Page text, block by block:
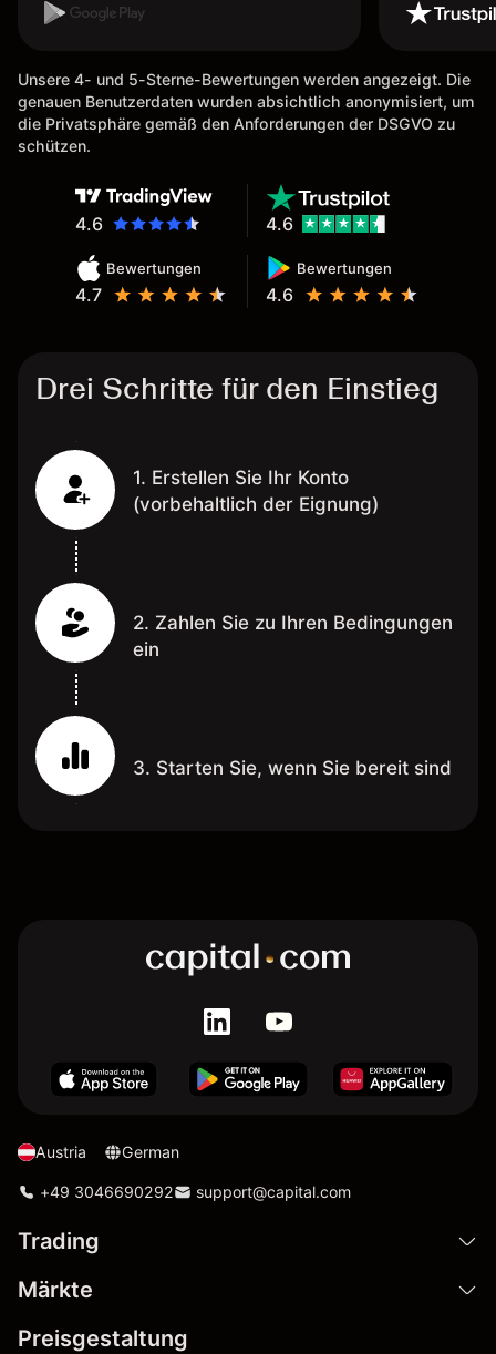
Auszahlungen per Kreditkarte
möglich. Berichte, Auszüge OK.
Eine Diagrammfunktion wie es
bei Naga ist wäre
Unsere 4- und 5-Sterne-Bewertungen werden angezeigt. Die
genauen Benutzerdaten wurden absichtlich anonymisiert, um
die Privatsphäre gemäß den Anforderungen der DSGVO zu
schützen.
4.6
Bewertungen
4.7
Bewertungen
4.6
4.6
Drei Schritte für den Einstieg
1. Erstellen Sie Ihr Konto
(vorbehaltlich der Eignung)
2. Zahlen Sie zu Ihren Bedingungen
ein
3. Starten Sie, wenn Sie bereit sind
Austria German
+49 3046690292 support@capital.com
Trading
Märkte
Preisgestaltung